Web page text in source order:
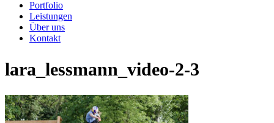
Portfolio
Leistungen
Über uns
Kontakt
lara_lessmann_video-2-3